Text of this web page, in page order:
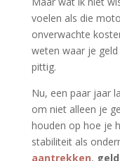
voelen als die
onverwachte
weten waar je
pittig.
Nu, een paar jaar
om niet alleen je
houden op hoe je
stabiliteit als
aantrekken,